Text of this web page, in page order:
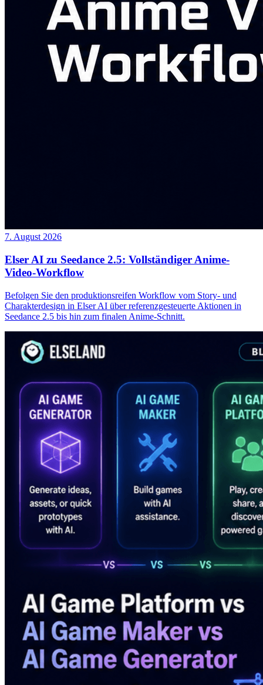
7. August 2026
Elser AI zu Seedance 2.5: Vollständiger Anime-
Video-Workflow
Befolgen Sie den produktionsreifen Workflow vom Story- und
Charakterdesign in Elser AI über referenzgesteuerte Aktionen in
Seedance 2.5 bis hin zum finalen Anime-Schnitt.